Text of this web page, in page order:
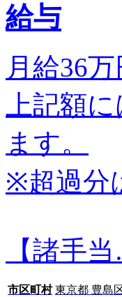
給与
月給36万
上記額
ます。
※超過分
【諸手
市区町村 東京都 豊島